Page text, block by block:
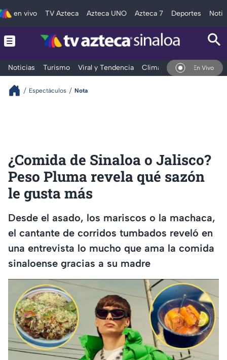
en vivo TV Azteca Azteca UNO Azteca 7 Deportes
Noticias Turismo Viral y Tendencia Clima DeportesEn Vivo
Espectáculos Nota
¿Comida de Sinaloa o Jalisco?
Peso Pluma revela qué sazón
le gusta más
Desde el asado, los mariscos o la machaca,
el cantante de corridos tumbados reveló en
una entrevista lo mucho que ama la comida
sinaloense gracias a su madre